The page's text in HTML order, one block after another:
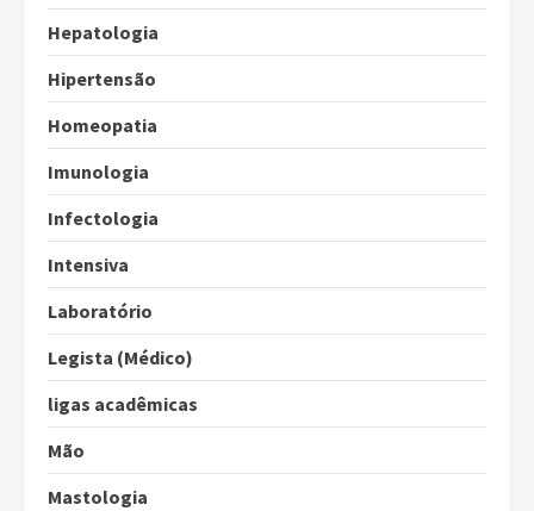
Hepatologia
Hipertensão
Homeopatia
Imunologia
Infectologia
Intensiva
Laboratório
Legista (Médico)
ligas acadêmicas
Mão
Mastologia